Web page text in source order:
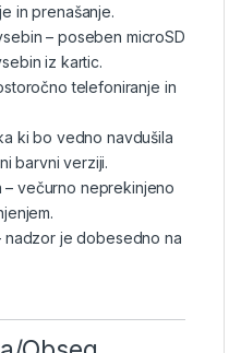
in prenašanje.
– poseben microSD
iz kartic.
telefoniranje in
ki bo vedno navdušila
barvni verziji.
– večurno neprekinjeno
nadzor je dobesedno na